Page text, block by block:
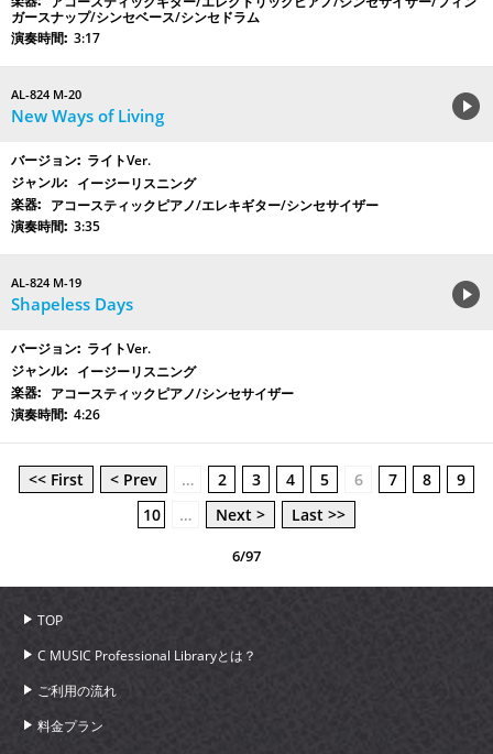
ガースナップ/シンセベース/シンセドラム
3:17
AL-824 M-20
New Ways of Living
ライトVer.
イージーリスニング
アコースティックピアノ/エレキギター/シンセサイザー
3:35
AL-824 M-19
Shapeless Days
ライトVer.
イージーリスニング
アコースティックピアノ/シンセサイザー
4:26
<< First < Prev … 2 3 4 5 6 7 8
9
10
… Next > Last >>
6/97
TOP
C MUSIC Professional Libraryとは？
ご利用の流れ
料金プラン